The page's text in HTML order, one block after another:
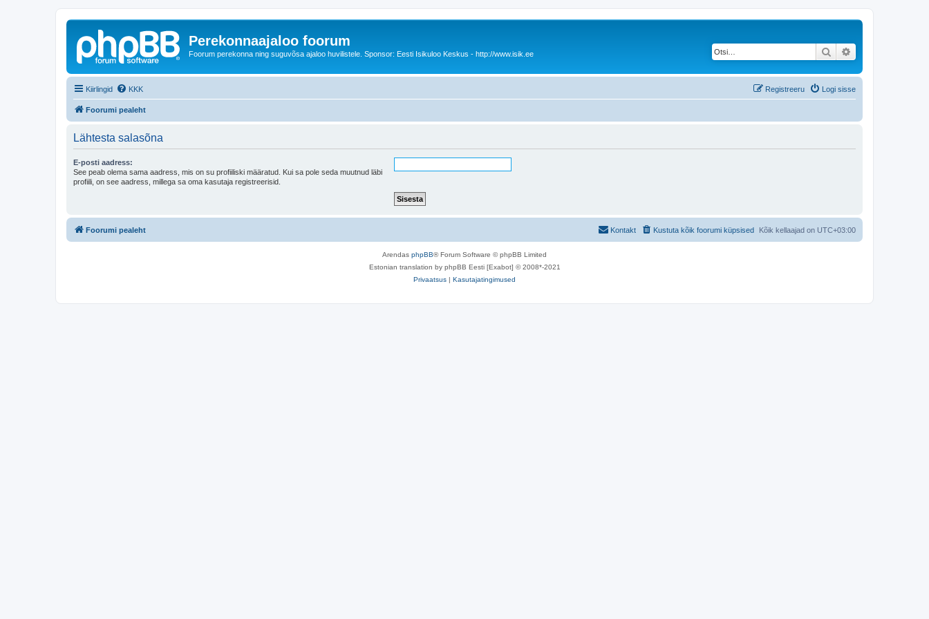
Perekonnaajaloo foorum
Foorum perekonna ning suguvõsa ajaloo huvilistele. Sponsor: Eesti Isikuloo Keskus - http://www.isik.ee Otsi
Kiirlingid KKK Logi sisse
Registreeru
Foorumi pealeht
Lähtesta salasõna
E-posti aadress:
See peab olema sama aadress, mis on su profiiliski määratud. Kui sa pole seda muutnud läbi
profiili, on see aadress, millega sa oma kasutaja registreerisid.
Foorumi pealeht Kõik kellaajad on UTC+03:00
Kustuta kõik foorumi küpsised
Kontakt
Arendas phpBB® Forum Software © phpBB Limited
Estonian translation by phpBB Eesti [Exabot] © 2008*-2021
Privaatsus | Kasutajatingimused